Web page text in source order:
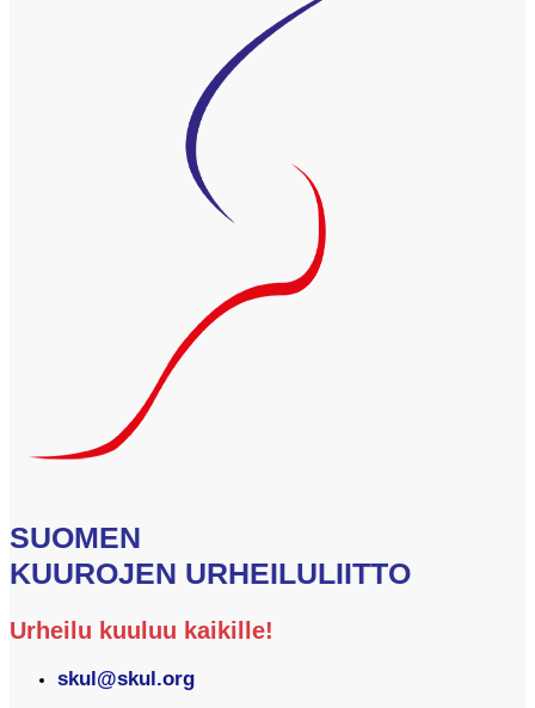
SUOMEN
KUUROJEN URHEILULIITTO
Urheilu kuuluu kaikille!
skul@skul.org